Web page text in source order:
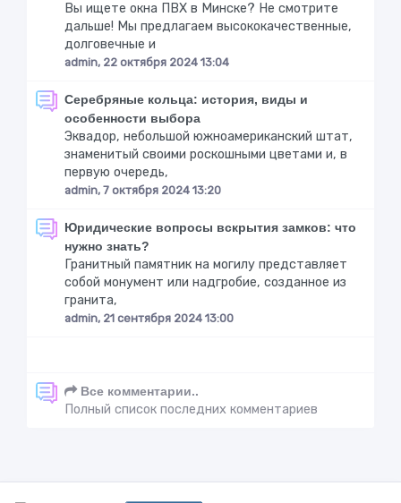
Вы ищете окна ПВХ в Минске? Не смотрите
дальше! Мы предлагаем высококачественные,
долговечные и
admin, 22 октября 2024 13:04
Серебряные кольца: история, виды и
особенности выбора
Эквадор, небольшой южноамериканский штат,
знаменитый своими роскошными цветами и, в
первую очередь,
admin, 7 октября 2024 13:20
Юридические вопросы вскрытия замков: что
нужно знать?
Гранитный памятник на могилу представляет
собой монумент или надгробие, созданное из
гранита,
admin, 21 сентября 2024 13:00
Все комментарии..
Полный список последних комментариев